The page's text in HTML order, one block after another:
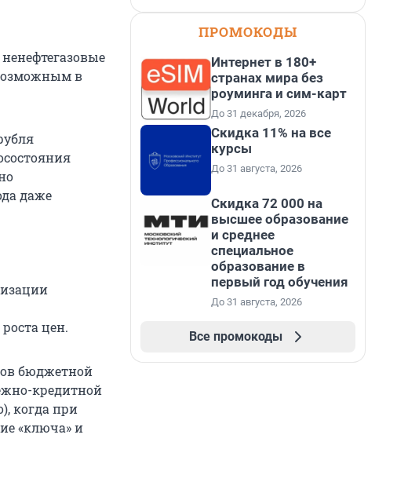
в
даже
цен.
бюджетной
кредитной
когда при
«ключа» и
ПРОМОКОДЫ
Интернет в 180+
странах мира без
роуминга и сим-карт
До 31 декабря, 2026
Скидка 11% на все
курсы
До 31 августа, 2026
Скидка 72 000 на
высшее образование
и среднее
специальное
образование в
первый год обучения
До 31 августа, 2026
Все промокоды